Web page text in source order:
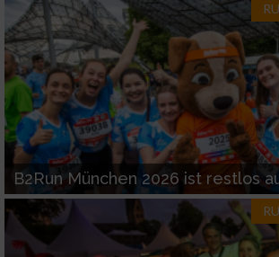
B2Run München 2026 ist restlos